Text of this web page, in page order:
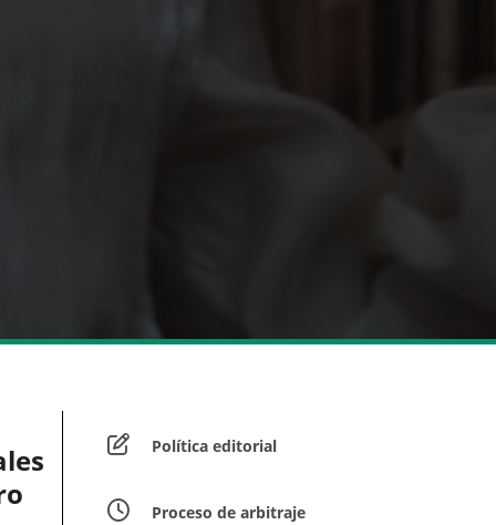
Política editorial
Proceso de arbitraje